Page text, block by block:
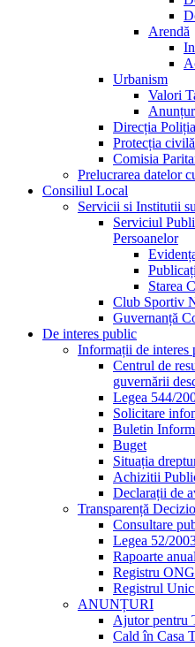
Arendă
Urbanism
Valori
Direcția
Protecția civilă
Comisia
Prelucrarea datelor
Consiliul Local
Servicii si Institutii
Serviciul
Persoanelor
Starea
Club Sportiv
Guvernanță
De interes public
Informații de interes
Centrul de
guvernării
Legea 544/
Solicitare
Buletin
Buget
Situația
Achizitii
Declarații de
Transparență
Consultare
Legea 52/
Rapoarte
Registru ONG
Registrul Unic
ANUNȚURI
Ajutor pentru
Cald în Casa